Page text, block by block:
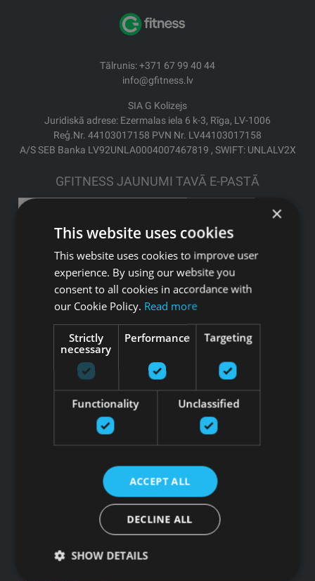
Tālrunis: +371 67 99 40 44
info@gfitness.lv
SIA G Kolizejs
Juridiskā adrese: Ezermalas iela 6 k-3, Rīga, LV-1006
Reģ.Nr. 44103017158 PVN Nr. LV44103017158
A/S SEB Banka LV92UNLA0004007467819 , SWIFT: UNLALV2X
GFITNESS JAUNUMI TAVĀ E-PASTĀ
Pieteikties jaunumiem
Pakalpojumi
Privātuma politika
Profesionālie trenažieri
Aprīkojums pašvaldībām
Lietotie trenažieri
CrossFit inventārs
Funkcionālais treniņš
Aktīvā darba vide
Fitnesa aksesuāri
Ģērbtuvju aprīkojums
Brīvie svari
Grupu nodarbību
×
This website uses cookies
This website uses cookies to improve user
experience. By using our website you
consent to all cookies in accordance with
our Cookie Policy. Read more
Strictly
necessary
Performance Targeting
Functionality Unclassified
ACCEPT ALL
DECLINE ALL
SHOW DETAILS